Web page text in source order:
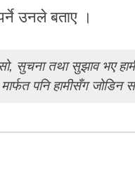
उनले बताए ।
सुचना तथा सुझाव भए
मार्फत पनि हामीसँग जोडिन